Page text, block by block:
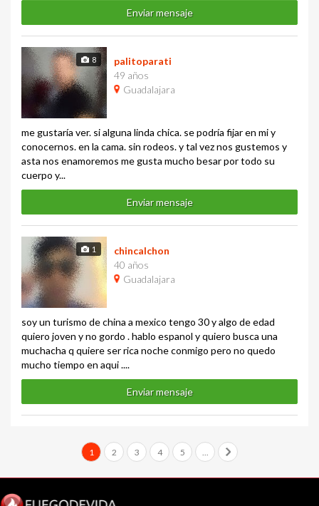
Enviar mensaje
8
palitoparati
49 años
Guadalajara
me gustaría ver. si alguna linda chica. se podría fijar en mi y
conocernos. en la cama. sin rodeos. y tal vez nos gustemos y
asta nos enamoremos me gusta mucho besar por todo su
cuerpo y...
Enviar mensaje
1
chincalchon
40 años
Guadalajara
soy un turismo de china a mexico tengo 30 y algo de edad
quiero joven y no gordo . hablo espanol y quiero busca una
muchacha q quiere ser rica noche conmigo pero no quedo
mucho tiempo en aqui ....
Enviar mensaje
1 2 3 4 5